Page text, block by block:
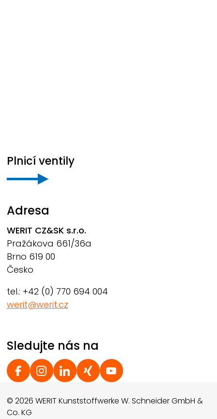
Plnicí ventily
Adresa
WERIT CZ&SK s.r.o.
Pražákova 661/36a
Brno 619 00
Česko
tel.: +42 (0) 770 694 004
werit@werit.cz
Sledujte nás na
Social Footer
© 2026 WERIT Kunststoffwerke W. Schneider GmbH &
Co. KG